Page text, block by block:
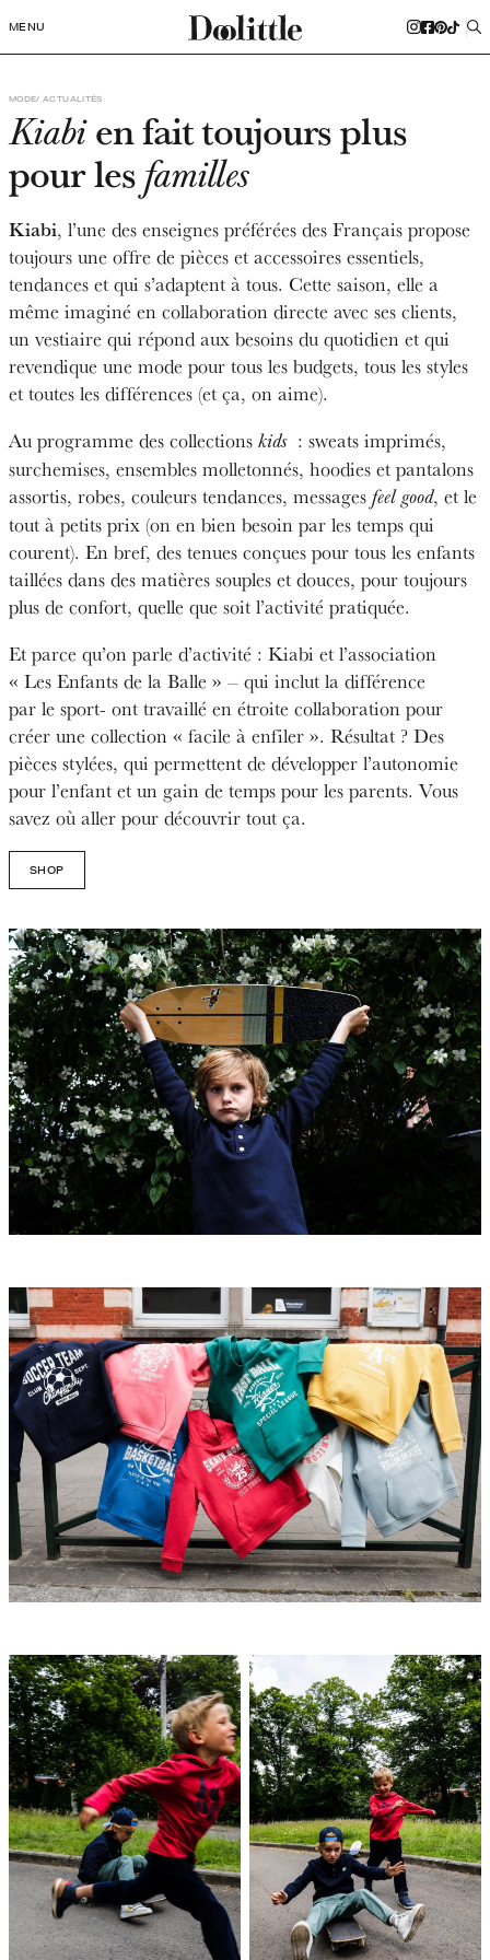
MENU
ACTUALITÉS
MODE
Kiabien fait toujours plus
pour les familles
Kiabi, l’une des enseignes préférées des Français propose
toujours une offre de pièces et accessoires essentiels,
tendances et qui s’adaptent à tous. Cette saison, elle a
même imaginé en collaboration directe avec ses clients,
un vestiaire qui répond aux besoins du quotidien et qui
revendique une mode pour tous les budgets, tous les styles
et toutes les différences (et ça, on aime).
Au programme des collections kids: sweats imprimés,
surchemises, ensembles molletonnés, hoodies et pantalons
assortis, robes, couleurs tendances, messages feel good, et le
tout à petits prix (on en bien besoin par les temps qui
courent). En bref, des tenues conçues pour tous les enfants
taillées dans des matières souples et douces, pour toujours
plus de confort, quelle que soit l’activité pratiquée.
Et parce qu’on parle d’activité : Kiabi et l’association
« Les Enfants de la Balle » – qui inclut la différence
par le sport- ont travaillé en étroite collaboration pour
créer une collection « facile à enfiler ». Résultat ? Des
pièces stylées, qui permettent de développer l’autonomie
pour l’enfant et un gain de temps pour les parents. Vous
savez où aller pour découvrir tout ça.
SHOP